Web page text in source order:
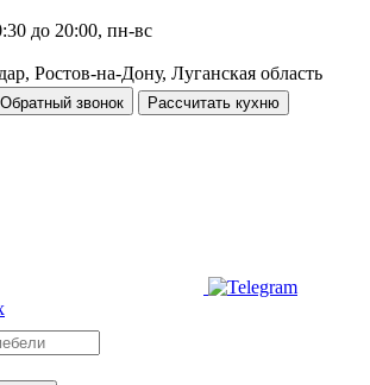
до 20:00, пн-вс
Ростов-на-Дону, Луганская область
Обратный звонок Рассчитать кухню